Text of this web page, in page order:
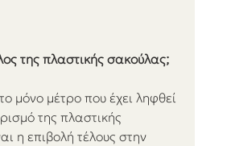
της πλαστικής σακούλας;
μόνο μέτρο που έχει ληφθεί
της πλαστικής
η επιβολή τέλους στην